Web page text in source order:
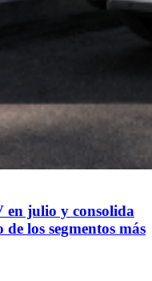
en julio y consolida
los segmentos más